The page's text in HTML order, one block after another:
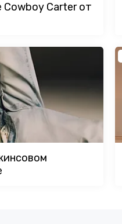
Cowboy Carter от